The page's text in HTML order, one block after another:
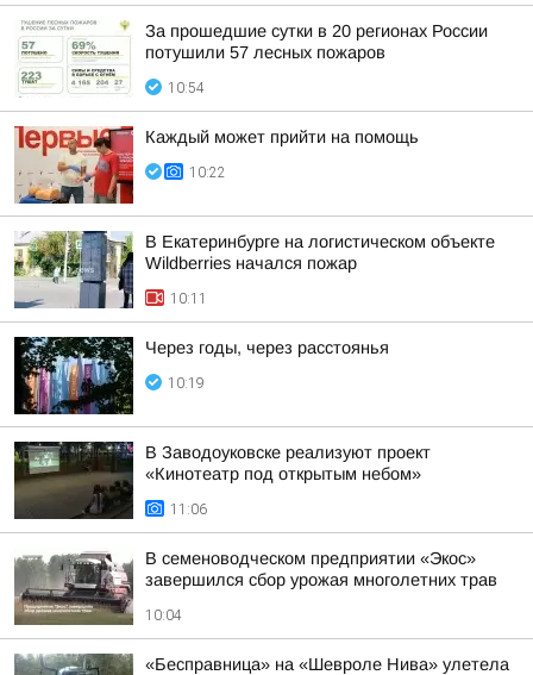
За прошедшие сутки в 20 регионах России
потушили 57 лесных пожаров
10:54
Каждый может прийти на помощь
10:22
В Екатеринбурге на логистическом объекте
Wildberries начался пожар
10:11
Через годы, через расстоянья
10:19
В Заводоуковске реализуют проект
«Кинотеатр под открытым небом»
11:06
В семеноводческом предприятии «Экос»
завершился сбор урожая многолетних трав
10:04
«Бесправница» на «Шевроле Нива» улетела